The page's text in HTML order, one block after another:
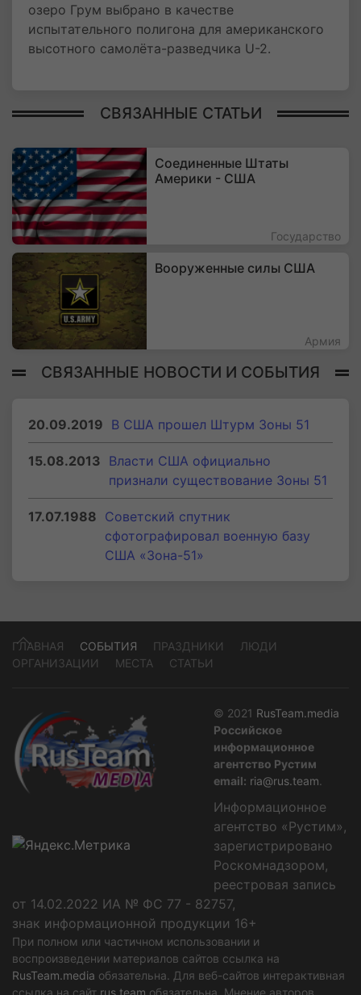
озеро Грум выбрано в качестве
испытательного полигона для американского
высотного самолёта-разведчика U-2.
СВЯЗАННЫЕ СТАТЬИ
Соединенные Штаты
Америки - США
Государство
Вооруженные силы США
Армия
СВЯЗАННЫЕ НОВОСТИ И СОБЫТИЯ
20.09.2019 В США прошел Штурм Зоны 51
15.08.2013 Власти США официально
признали существование Зоны 51
17.07.1988 Советский спутник
сфотографировал военную базу
США «Зона-51»
ГЛАВНАЯ СОБЫТИЯ ПРАЗДНИКИ
ЛЮДИ
ОРГАНИЗАЦИИ
МЕСТА СТАТЬИ
© 2021 RusTeam.media
Российское
информационное
агентство Рустим
email: ria@rus.team.
Информационное
агентство «Рустим»,
зарегистрировано
Роскомнадзором,
реестровая запись
от 14.02.2022 ИА № ФС 77 - 82757,
знак информационной продукции 16+
При полном или частичном использовании и
воспроизведении материалов сайтов ссылка на
RusTeam.media обязательна. Для веб-сайтов интерактивная
ссылка на сайт rus.team обязательна. Мнение авторов